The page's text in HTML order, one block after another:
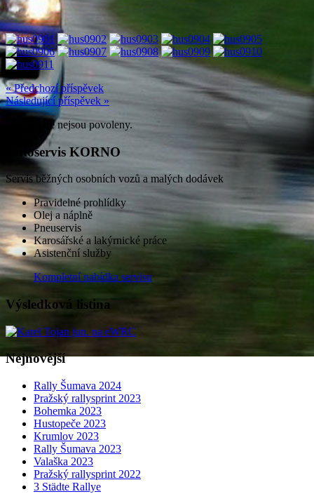
« Předchozí příspěvek
Následující příspěvek »
Komentáře nejsou povoleny.
Autoservis KORNO
Servis běžných osobních vozů a malých dodávek
Pravidelné prohlídky
Olej a náplně
Pneuservis
Karosářské a lakýrnické práce
Asistenční služby
Kompletní nabídka servisu
Výsledková listina
Nejnovější
Rally Šumava 2024
Pražský rallysprint 2023
Bohemka 2023
Hustopeče 2023
Krumlov 2023
Rally Šumava 2023
Valaška 2023
Pražský rallysprint 2022
3 Städte Rallye